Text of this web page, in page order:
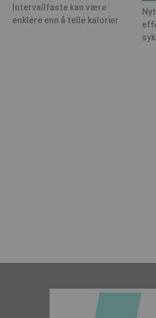
Intervallfaste kan være
enklere enn å telle kalorier